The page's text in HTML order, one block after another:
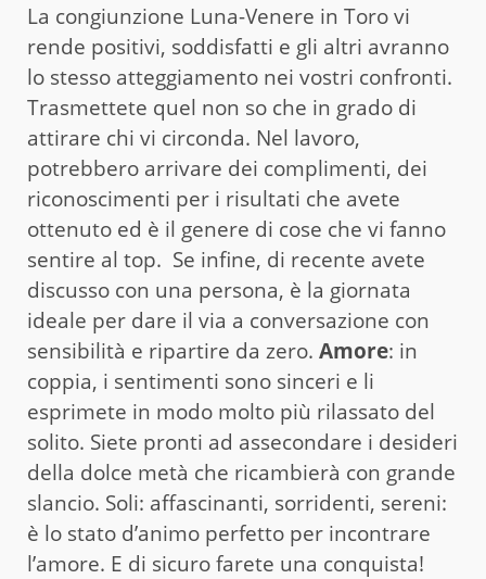
La congiunzione Luna-Venere in Toro vi
rende positivi, soddisfatti e gli altri avranno
lo stesso atteggiamento nei vostri confronti.
Trasmettete quel non so che in grado di
attirare chi vi circonda. Nel lavoro,
potrebbero arrivare dei complimenti, dei
riconoscimenti per i risultati che avete
ottenuto ed è il genere di cose che vi fanno
sentire al top. Se infine, di recente avete
discusso con una persona, è la giornata
ideale per dare il via a conversazione con
sensibilità e ripartire da zero. Amore: in
coppia, i sentimenti sono sinceri e li
esprimete in modo molto più rilassato del
solito. Siete pronti ad assecondare i desideri
della dolce metà che ricambierà con grande
slancio. Soli: affascinanti, sorridenti, sereni:
è lo stato d’animo perfetto per incontrare
l’amore. E di sicuro farete una conquista!